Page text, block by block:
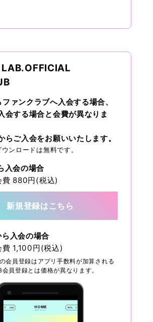
ァンクラブへ入会する場合、
会する場合と会費が異なりま
らご入会をお願いいたします。
ンロードは無料です。
入会の場合
費 880円(税込)
新規登録はこちら
入会の場合
費 1,100円(税込)
会員登録はアプリ手数料が加算される
員登録とは価格が異なります。